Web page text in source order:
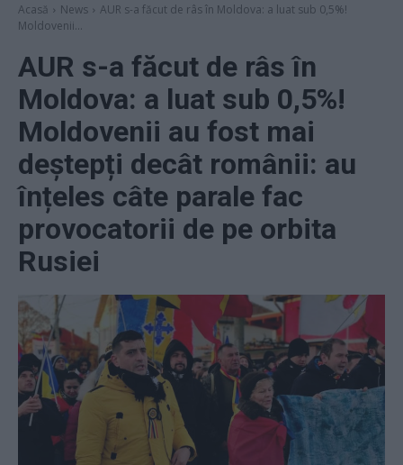
Acasă News
AUR s-a făcut de râs în Moldova: a luat sub 0,5%!
Moldovenii...
AUR s-a făcut de râs în
Moldova: a luat sub 0,5%!
Moldovenii au fost mai
deștepți decât românii: au
înțeles câte parale fac
provocatorii de pe orbita
Rusiei